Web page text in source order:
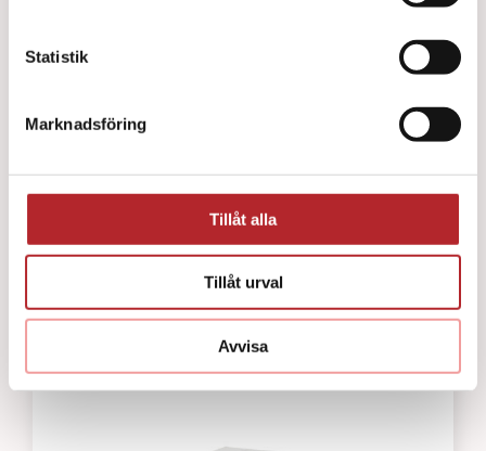
Statistik
Marknadsföring
Tillåt alla
Tillåt urval
Avvisa
Little Baby QCPR Lungor (24 pk)